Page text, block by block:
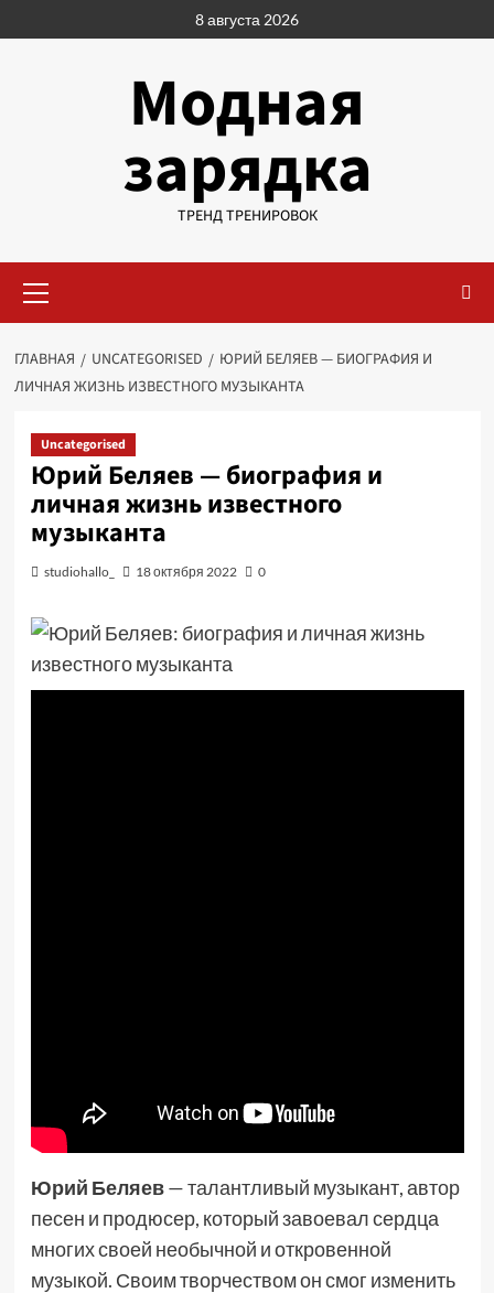
к
8 августа 2026
Модная
зарядка
ТРЕНД ТРЕНИРОВОК
меню
ГЛАВНАЯ UNCATEGORISED
ЮРИЙ БЕЛЯЕВ — БИОГРАФИЯ И
ЛИЧНАЯ ЖИЗНЬ ИЗВЕСТНОГО МУЗЫКАНТА
Uncategorised
Юрий Беляев — биография и
личная жизнь известного
музыканта
studiohallo_ 18 октября 2022 0
Юрий Беляев— талантливый музыкант, автор
песен и продюсер, который завоевал сердца
многих своей необычной и откровенной
музыкой. Своим творчеством он смог изменить